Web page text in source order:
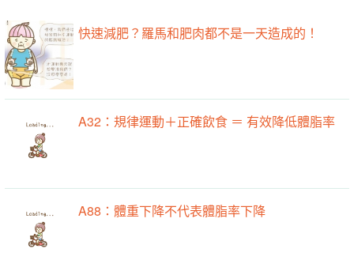
快速減肥？羅馬和肥肉都不是一天造成的！
A32：規律運動＋正確飲食 ＝ 有效降低體脂率
A88：體重下降不代表體脂率下降